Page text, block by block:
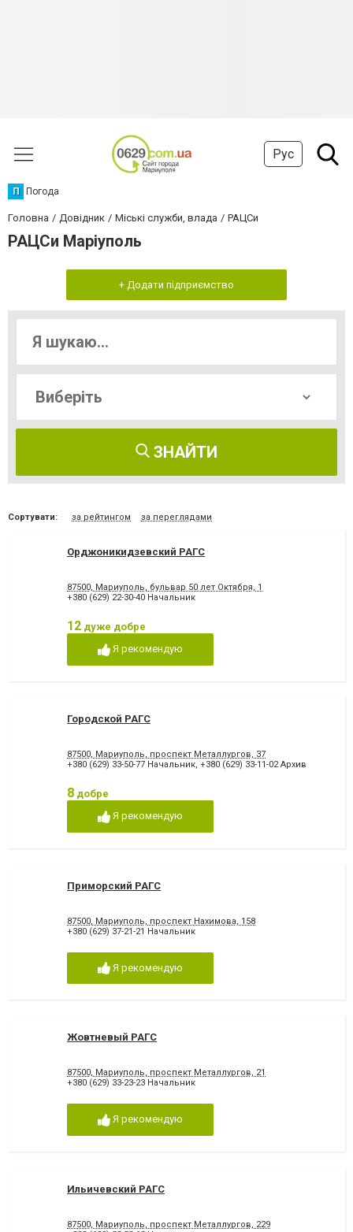
Рус
П Погода
Головна Довідник Міські служби, влада РАЦСи
РАЦСи Маріуполь
+ Додати підприємство
ЗНАЙТИ
Сортувати: за рейтингом за переглядами
Орджоникидзевский РАГС
87500, Мариуполь, бульвар 50 лет Октября, 1
+380 (629) 22-30-40 Начальник
12 дуже добре
Я рекомендую
Городской РАГС
87500, Мариуполь, проспект Металлургов, 37
+380 (629) 33-50-77 Начальник, +380 (629) 33-11-02 Архив
8 добре
Я рекомендую
Приморский РАГС
87500, Мариуполь, проспект Нахимова, 158
+380 (629) 37-21-21 Начальник
Я рекомендую
Жовтневый РАГС
87500, Мариуполь, проспект Металлургов, 21
+380 (629) 33-23-23 Начальник
Я рекомендую
Ильичевский РАГС
87500, Мариуполь, проспект Металлургов, 229